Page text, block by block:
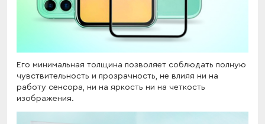
Его минимальная толщина позволяет соблюдать полную
чувствительность и прозрачность, не влияя ни на
работу сенсора, ни на яркость ни на четкость
изображения.